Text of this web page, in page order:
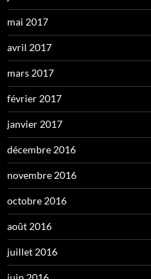
mai 2017
avril 2017
mars 2017
février 2017
janvier 2017
décembre 2016
novembre 2016
octobre 2016
août 2016
juillet 2016